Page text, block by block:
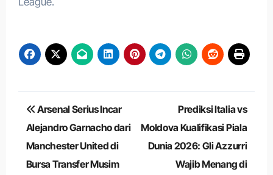
Navigasi
pos
Arsenal Serius Incar
Alejandro Garnacho dari
Manchester United di
Bursa Transfer Musim
Prediksi Italia vs
Moldova Kualifikasi Piala
Dunia 2026: Gli Azzurri
Wajib Menang di